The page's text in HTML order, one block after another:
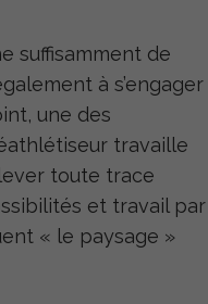
suffisamment de
à s’engager
une des
travaille
toute trace
et travail par
« le paysage »